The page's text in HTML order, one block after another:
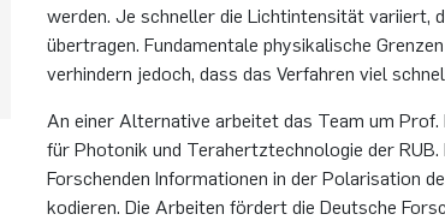
werden. Je schneller die Lichtintensität variiert,
übertragen. Fundamentale physikalische
verhindern jedoch, dass das Verfahren viel
An einer Alternative arbeitet das Team um Prof.
für Photonik und Terahertztechnologie der
Forschenden Informationen in der Polarisation
kodieren. Die Arbeiten fördert die Deutsche